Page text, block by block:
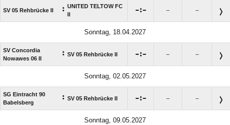
SV 05 Rehbrücke II : UNITED TELTOW FC
: – –
Sonntag, 18.04.2027
SV Concordia
Nowawes 06 II
: SV 05 Rehbrücke II : – –
Sonntag, 02.05.2027
SG Eintracht 90
Babelsberg
: SV 05 Rehbrücke II : – –
Sonntag, 09.05.2027